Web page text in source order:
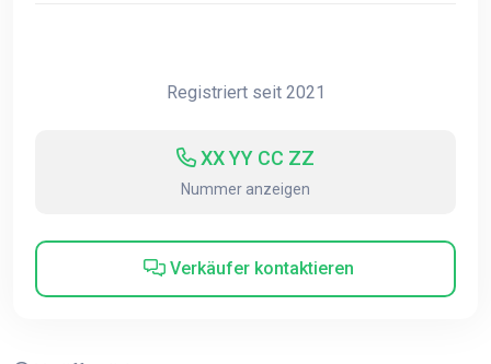
Registriert seit 2021
XX YY CC ZZ
Nummer anzeigen
Verkäufer kontaktieren